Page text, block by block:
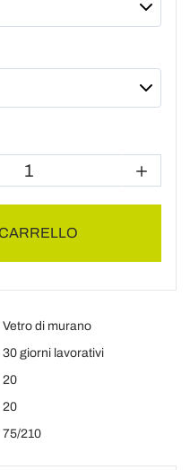
Vetro di murano
30 giorni lavorativi
20
20
75/210